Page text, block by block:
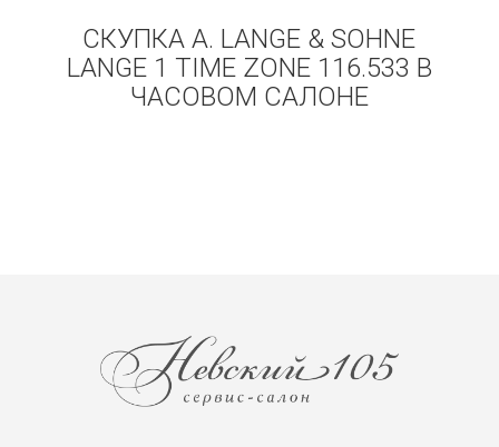
СКУПКА A. LANGE & SOHNE
LANGE 1 TIME ZONE 116.533 В
ЧАСОВОМ САЛОНЕ